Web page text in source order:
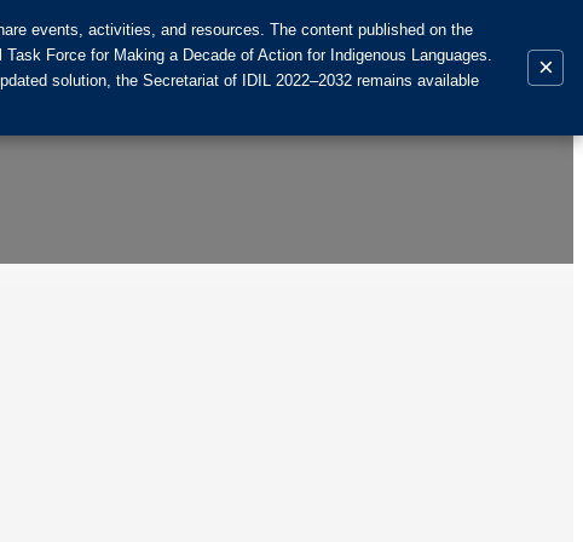
events, activities, and resources. The content published on the
Force for Making a Decade of Action for Indigenous Languages.
solution, the Secretariat of IDIL 2022–2032 remains available
×